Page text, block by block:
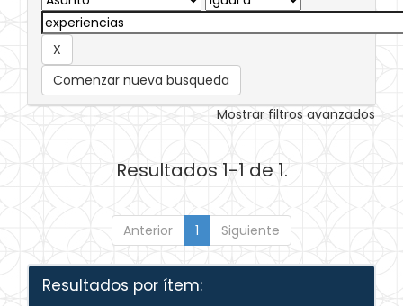
Comenzar nueva busqueda
Mostrar filtros avanzados
Resultados 1-1 de 1.
Anterior 1 Siguiente
Resultados por ítem: